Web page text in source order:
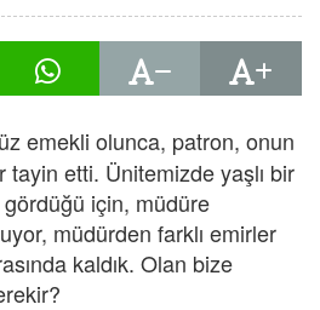
emekli olunca, patron, onun
etti. Ünitemizde yaşlı bir
için, müdüre
müdürden farklı emirler
kaldık. Olan bize